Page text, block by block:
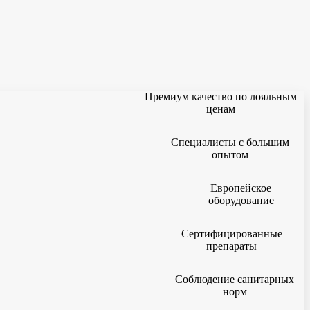
Премиум качество по лояльным
ценам
Специалисты с большим
опытом
Европейское
оборудование
Сертифицированные
препараты
Соблюдение санитарных
норм